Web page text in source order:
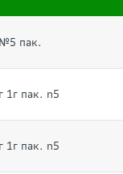
пак.
1г пак. n5
1г пак. n5